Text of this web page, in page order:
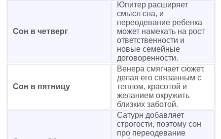
Сон в четверг
Юпитер расширяет
смысл сна, и
переодевание ребенка
может намекать на рост
ответственности и
новые семейные
договоренности.
Сон в пятницу
Венера смягчает сюжет,
делая его связанным с
теплом, красотой и
желанием окружить
близких заботой.
Сатурн добавляет
строгости, поэтому сон
про переодевание